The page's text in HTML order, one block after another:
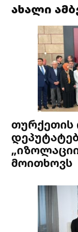
ახალი
თურქეთის
მოითხოვს